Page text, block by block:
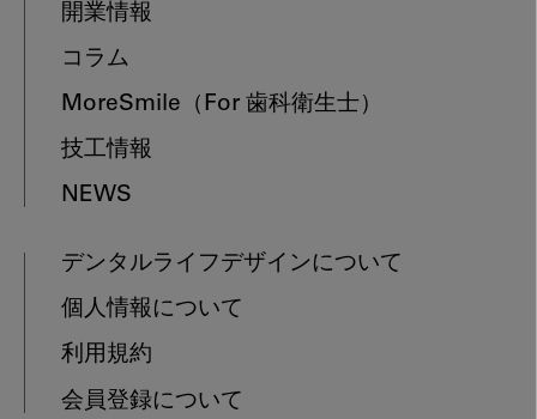
開業情報
コラム
MoreSmile （For 歯科衛生士）
技工情報
NEWS
デンタルライフデザインについて
個人情報について
利用規約
会員登録について